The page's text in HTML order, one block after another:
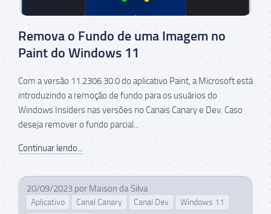
Remova o Fundo de uma Imagem no
Paint do Windows 11
Com a versão 11.2306.30.0 do aplicativo Paint, a Microsoft está
introduzindo a remoção de fundo para os usuários do
Windows Insiders nas versões no Canais Canary e Dev. Caso
deseja remover o fundo parcial...
Continuar lendo...
20/09/2023 por Maison da Silva
Aplicativo Canal Canary Canal Dev
Windows 11